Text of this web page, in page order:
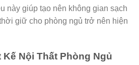
này giúp tạo nên không gian sạch
giữ cho phòng ngủ trở nên hiện
Kế Nội Thất Phòng Ngủ